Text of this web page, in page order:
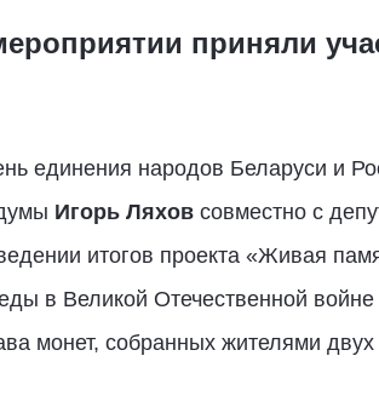
приняли
единения народов Беларуси и
Игорь Ляховсовместно с
итогов проекта «Живая
в Великой Отечественной
монет, собранных жителями двух